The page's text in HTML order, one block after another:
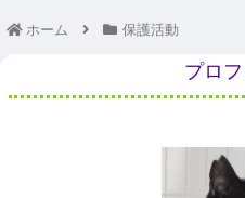
ホーム 保護活動
プロ